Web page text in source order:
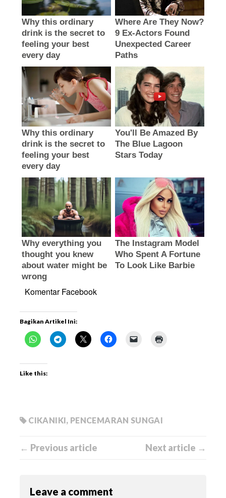
Komentar Facebook
Bagikan Artikel Ini:
Like this:
CIKANIKI, PENCEMARAN SUNGAI
← Previous article Next article →
Leave a comment